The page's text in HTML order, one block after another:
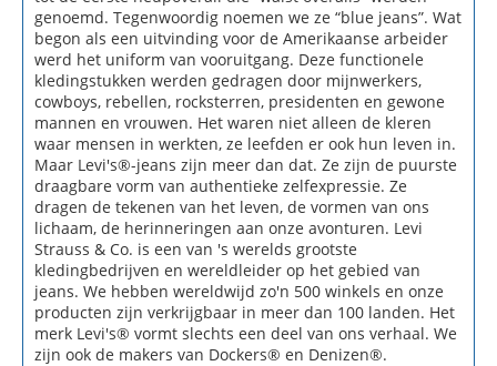
genoemd. Tegenwoordig noemen we ze “blue jeans”. Wat
begon als een uitvinding voor de Amerikaanse arbeider
werd het uniform van vooruitgang. Deze functionele
kledingstukken werden gedragen door mijnwerkers,
cowboys, rebellen, rocksterren, presidenten en gewone
mannen en vrouwen. Het waren niet alleen de kleren
waar mensen in werkten, ze leefden er ook hun leven in.
Maar Levi's®-jeans zijn meer dan dat. Ze zijn de puurste
draagbare vorm van authentieke zelfexpressie. Ze
dragen de tekenen van het leven, de vormen van ons
lichaam, de herinneringen aan onze avonturen. Levi
Strauss & Co. is een van 's werelds grootste
kledingbedrijven en wereldleider op het gebied van
jeans. We hebben wereldwijd zo'n 500 winkels en onze
producten zijn verkrijgbaar in meer dan 100 landen. Het
merk Levi's® vormt slechts een deel van ons verhaal. We
zijn ook de makers van Dockers® en Denizen®.